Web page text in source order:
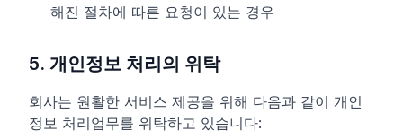
해진 절차에 따른 요청이 있는 경우
5. 개인정보 처리의 위탁
회사는 원활한 서비스 제공을 위해 다음과 같이 개인
정보 처리업무를 위탁하고 있습니다: